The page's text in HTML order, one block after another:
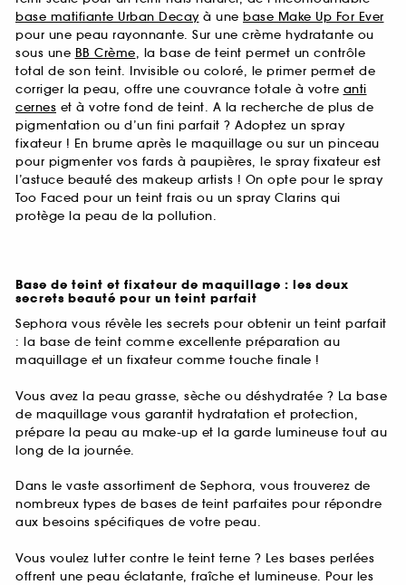
base matifiante Urban Decayà une base Make Up For Ever
pour une peau rayonnante. Sur une crème hydratante ou
sous une BB Crème, la base de teint permet un contrôle
total de son teint. Invisible ou coloré, le primer permet de
corriger la peau, offre une couvrance totale à votre anti
cernes et à votre fond de teint. A la recherche de plus de
pigmentation ou d’un fini parfait ? Adoptez un spray
fixateur ! En brume après le maquillage ou sur un pinceau
pour pigmenter vos fards à paupières, le spray fixateur est
l’astuce beauté des makeup artists ! On opte pour le spray
Too Faced pour un teint frais ou un spray Clarins qui
protège la peau de la pollution.
Base de teint et fixateur de maquillage : les deux
secrets beauté pour un teint parfait
Sephora vous révèle les secrets pour obtenir un teint parfait
: la base de teint comme excellente préparation au
maquillage et un fixateur comme touche finale !
Vous avez la peau grasse, sèche ou déshydratée ? La base
de maquillage vous garantit hydratation et protection,
prépare la peau au make-up et la garde lumineuse tout au
long de la journée.
Dans le vaste assortiment de Sephora, vous trouverez de
nombreux types de bases de teint parfaites pour répondre
aux besoins spécifiques de votre peau.
Vous voulez lutter contre le teint terne ? Les bases perlées
offrent une peau éclatante, fraîche et lumineuse. Pour les